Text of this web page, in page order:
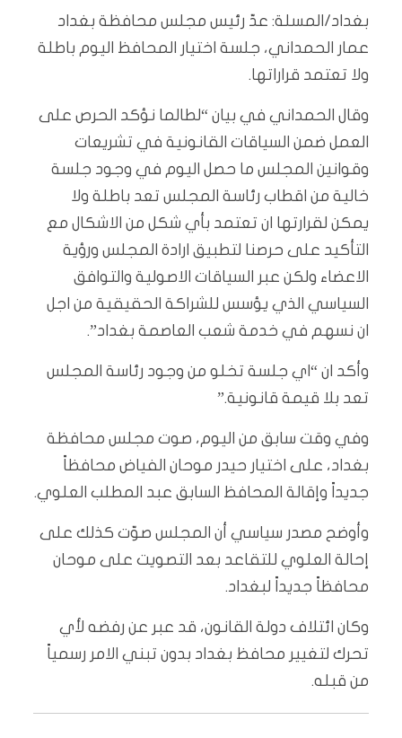
بغداد/المسلة: عدّ رئيس مجلس محافظة بغداد
عمار الحمداني، جلسة اختيار المحافظ اليوم باطلة
ولا تعتمد قراراتها.
وقال الحمداني في بيان “لطالما نؤكد الحرص على
العمل ضمن السياقات القانونية في تشريعات
وقوانين المجلس ما حصل اليوم في وجود جلسة
خالية من اقطاب رئاسة المجلس تعد باطلة ولا
يمكن لقرارتها ان تعتمد بأي شكل من الاشكال مع
التأكيد على حرصنا لتطبيق ارادة المجلس ورؤية
الاعضاء ولكن عبر السياقات الاصولية والتوافق
السياسي الذي يؤسس للشراكة الحقيقية من اجل
ان نسهم في خدمة شعب العاصمة بغداد”.
وأكد ان “اي جلسة تخلو من وجود رئاسة المجلس
تعد بلا قيمة قانونية.”
وفي وقت سابق من اليوم، صوت مجلس محافظة
بغداد، على اختيار حيدر موحان الفياض محافظاً
جديداً وإقالة المحافظ السابق عبد المطلب العلوي.
وأوضح مصدر سياسي أن المجلس صوّت كذلك على
إحالة العلوي للتقاعد بعد التصويت على موحان
محافظاً جديداً لبغداد.
وكان ائتلاف دولة القانون، قد عبر عن رفضه لأي
تحرك لتغيير محافظ بغداد بدون تبني الامر رسمياً
من قبله.